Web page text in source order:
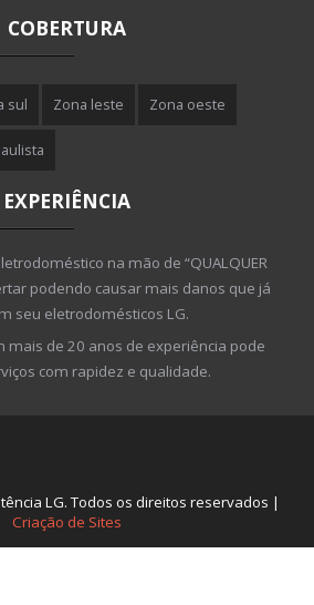
COBERTURA
sul Zona leste Zona oeste
EXPERIÊNCIA
na mão de “QUALQUER
podendo causar mais danos que já
seu eletrodomésticos LG.
mais de 20 anos de experiência pode
com rapidez e qualidade.
LG. Todos os direitos reservados |
Criação de Sites